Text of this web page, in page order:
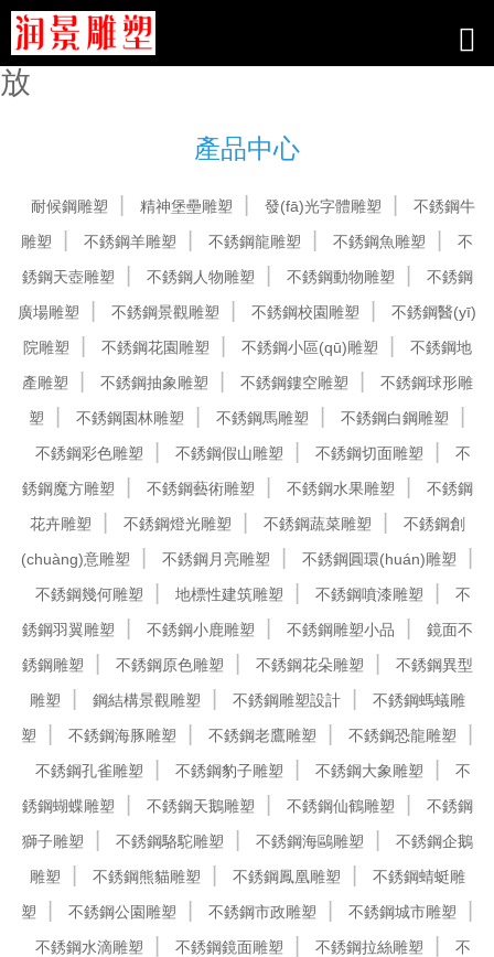
www4477_99热线只有精品_91/欧
美_国产21在线_av+在线播放在线播
放
產品中心
耐候鋼雕塑 精神堡壘雕塑 發(fā)光字體雕塑
不銹鋼牛
雕塑
不銹鋼羊雕塑 不銹鋼龍雕塑 不銹鋼魚雕塑
不
銹鋼天壺雕塑
不銹鋼人物雕塑 不銹鋼動物雕塑
不銹鋼
廣場雕塑
不銹鋼景觀雕塑 不銹鋼校園雕塑
不銹鋼醫(yī)
院雕塑
不銹鋼花園雕塑 不銹鋼小區(qū)雕塑
不銹鋼地
產雕塑
不銹鋼抽象雕塑 不銹鋼鏤空雕塑
不銹鋼球形雕
塑
不銹鋼園林雕塑 不銹鋼馬雕塑
不銹鋼白鋼雕塑
不銹鋼彩色雕塑
不銹鋼假山雕塑 不銹鋼切面雕塑
不
銹鋼魔方雕塑
不銹鋼藝術雕塑 不銹鋼水果雕塑
不銹鋼
花卉雕塑
不銹鋼燈光雕塑 不銹鋼蔬菜雕塑
不銹鋼創
(chuàng)意雕塑
不銹鋼月亮雕塑
不銹鋼圓環(huán)雕塑
不銹鋼幾何雕塑
地標性建筑雕塑 不銹鋼噴漆雕塑
不
銹鋼羽翼雕塑
不銹鋼小鹿雕塑 不銹鋼雕塑小品
鏡面不
銹鋼雕塑
不銹鋼原色雕塑 不銹鋼花朵雕塑
不銹鋼異型
雕塑
鋼結構景觀雕塑 不銹鋼雕塑設計
不銹鋼螞蟻雕
塑
不銹鋼海豚雕塑 不銹鋼老鷹雕塑
不銹鋼恐龍雕塑
不銹鋼孔雀雕塑
不銹鋼豹子雕塑 不銹鋼大象雕塑
不
銹鋼蝴蝶雕塑
不銹鋼天鵝雕塑 不銹鋼仙鶴雕塑
不銹鋼
獅子雕塑
不銹鋼駱駝雕塑 不銹鋼海鷗雕塑
不銹鋼企鵝
雕塑
不銹鋼熊貓雕塑 不銹鋼鳳凰雕塑
不銹鋼蜻蜓雕
塑
不銹鋼公園雕塑 不銹鋼市政雕塑
不銹鋼城市雕塑
不銹鋼水滴雕塑
不銹鋼鏡面雕塑 不銹鋼拉絲雕塑
不